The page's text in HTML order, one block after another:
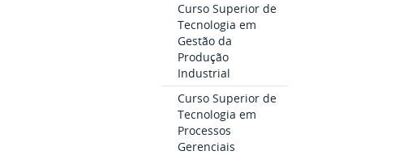
Curso Superior de
Tecnologia em
Gestão da
Produção
Industrial
Curso Superior de
Tecnologia em
Processos
Gerenciais